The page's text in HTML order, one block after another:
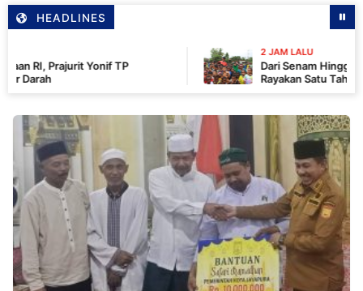
HEADLINES
Yonif TP
2 JAM LALU
Dari Senam Hingga
Rayakan Satu Tahun